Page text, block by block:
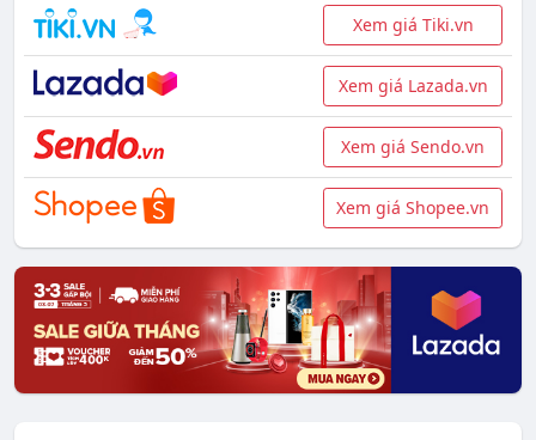
Xem giá Tiki.vn
Xem giá Lazada.vn
Xem giá Sendo.vn
Xem giá Shopee.vn